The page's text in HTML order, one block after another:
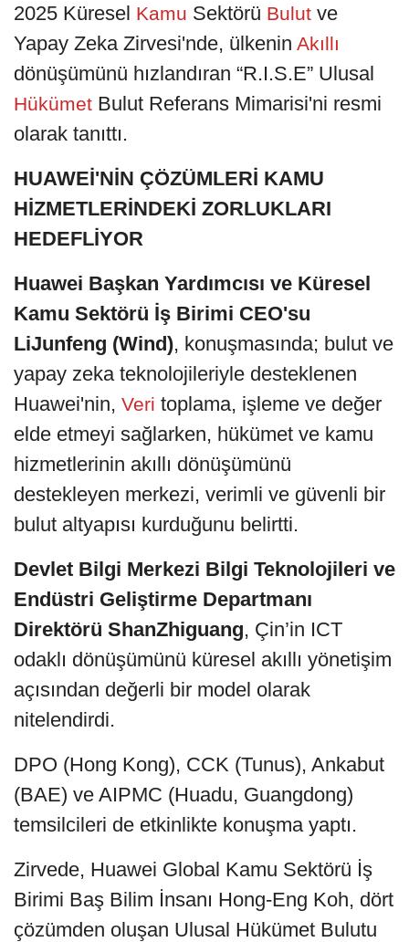
2025 Küresel Kamu Sektörü Bulut ve
Yapay Zeka Zirvesi'nde, ülkenin Akıllı
dönüşümünü hızlandıran “R.I.S.E” Ulusal
Hükümet Bulut Referans Mimarisi'ni resmi
olarak tanıttı.
HUAWEİ'NİN ÇÖZÜMLERİ KAMU
HİZMETLERİNDEKİ ZORLUKLARI
HEDEFLİYOR
Huawei Başkan Yardımcısı ve Küresel
Kamu Sektörü İş Birimi CEO'su
LiJunfeng (Wind), konuşmasında; bulut ve
yapay zeka teknolojileriyle desteklenen
Huawei'nin, Veri toplama, işleme ve değer
elde etmeyi sağlarken, hükümet ve kamu
hizmetlerinin akıllı dönüşümünü
destekleyen merkezi, verimli ve güvenli bir
bulut altyapısı kurduğunu belirtti.
Devlet Bilgi Merkezi Bilgi Teknolojileri ve
Endüstri Geliştirme Departmanı
Direktörü ShanZhiguang, Çin’in ICT
odaklı dönüşümünü küresel akıllı yönetişim
açısından değerli bir model olarak
nitelendirdi.
DPO (Hong Kong), CCK (Tunus), Ankabut
(BAE) ve AIPMC (Huadu, Guangdong)
temsilcileri de etkinlikte konuşma yaptı.
Zirvede, Huawei Global Kamu Sektörü İş
Birimi Baş Bilim İnsanı Hong-Eng Koh, dört
çözümden oluşan Ulusal Hükümet Bulutu